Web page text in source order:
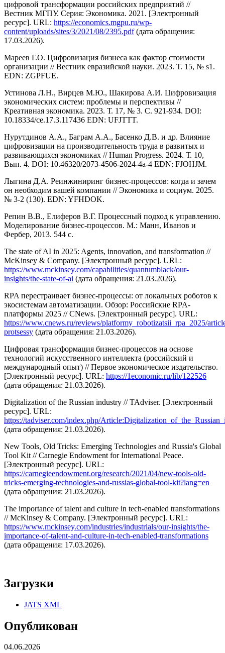
цифровой трансформации российских предприятий //
Вестник МГПУ. Серия: Экономика. 2021. [Электронный
ресурс]. URL: https://economics.mgpu.ru/wp-
content/uploads/sites/3/2021/08/2395.pdf(дата обращения:
17.03.2026).
Мареев Г.О. Цифровизация бизнеса как фактор стоимости
организации // Вестник евразийской науки. 2023. Т. 15, № s1.
EDN: ZGPFUE.
Устинова Л.Н., Вирцев М.Ю., Шакирова А.И. Цифровизация
экономических систем: проблемы и перспективы //
Креативная экономика. 2023. Т. 17, № 3. С. 921-934. DOI:
10.18334/ce.17.3.117436 EDN: UFJTTT.
Нурутдинов А.А., Баграм А.А., Басенко Д.В. и др. Влияние
цифровизации на производительность труда в развитых и
развивающихся экономиках // Human Progress. 2024. Т. 10,
Вып. 4. DOI: 10.46320/2073-4506-2024-4a-4 EDN: FJOHJM.
Лыгина Д.А. Реинжиниринг бизнес-процессов: когда и зачем
он необходим вашей компании // Экономика и социум. 2025.
№ 3-2 (130). EDN: YFHDOK.
Репин В.В., Елиферов В.Г. Процессный подход к управлению.
Моделирование бизнес-процессов. М.: Манн, Иванов и
Фербер, 2013. 544 с.
The state of AI in 2025: Agents, innovation, and transformation //
McKinsey & Company. [Электронный ресурс]. URL:
https://www.mckinsey.com/capabilities/quantumblack/our-
insights/the-state-of-ai (дата обращения: 21.03.2026).
RPA перестраивает бизнес-процессы: от локальных роботов к
экосистемам автоматизации. Обзор: Российские RPA-
платформы 2025 // CNews. [Электронный ресурс]. URL:
https://www.cnews.ru/reviews/platformy_robotizatsii_rpa_2025/
protsessy (дата обращения: 21.03.2026).
Цифровая трансформация бизнес-процессов на основе
технологий искусственного интеллекта (российский и
международный опыт) // Первое экономическое издательство.
[Электронный ресурс]. URL: https://1economic.ru/lib/122526
(дата обращения: 21.03.2026).
Digitalization of the Russian industry // TAdviser. [Электронный
ресурс]. URL:
https://tadviser.com/index.php/
(дата обращения: 21.03.2026).
New Tools, Old Tricks: Emerging Technologies and Russia's Global
Tool Kit // Carnegie Endowment for International Peace.
[Электронный ресурс]. URL:
https://carnegieendowment.org/research/2021/04/new-tools-old-
tricks-emerging-technologies-and-russias-global-tool-kit?lang=en
(дата обращения: 21.03.2026).
The importance of talent and culture in tech-enabled transformations
// McKinsey & Company. [Электронный ресурс]. URL:
https://www.mckinsey.com/industries/industrials/our-insights/the-
importance-of-talent-and-culture-in-tech-enabled-transformations
(дата обращения: 17.03.2026).
Загрузки
JATS XML
Опубликован
04.06.2026